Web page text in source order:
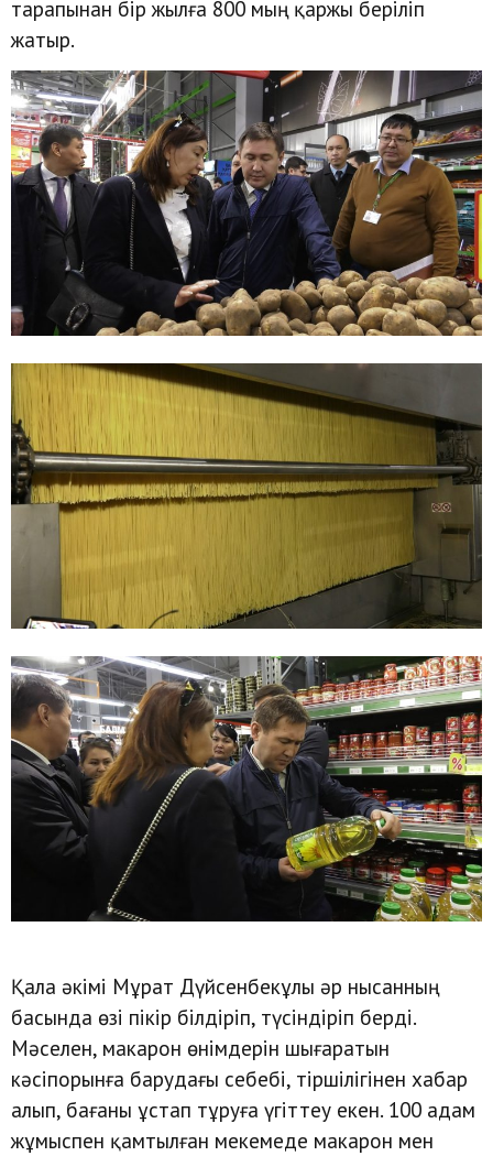
тарапынан бір жылға 800 мың қаржы беріліп
жатыр.
Қала әкімі Мұрат Дүйсенбекұлы әр нысанның
басында өзі пікір білдіріп, түсіндіріп берді.
Мәселен, макарон өнімдерін шығаратын
кәсіпорынға барудағы себебі, тіршілігінен хабар
алып, бағаны ұстап тұруға үгіттеу екен. 100 адам
жұмыспен қамтылған мекемеде макарон мен